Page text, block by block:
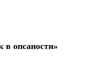
в опсаности»